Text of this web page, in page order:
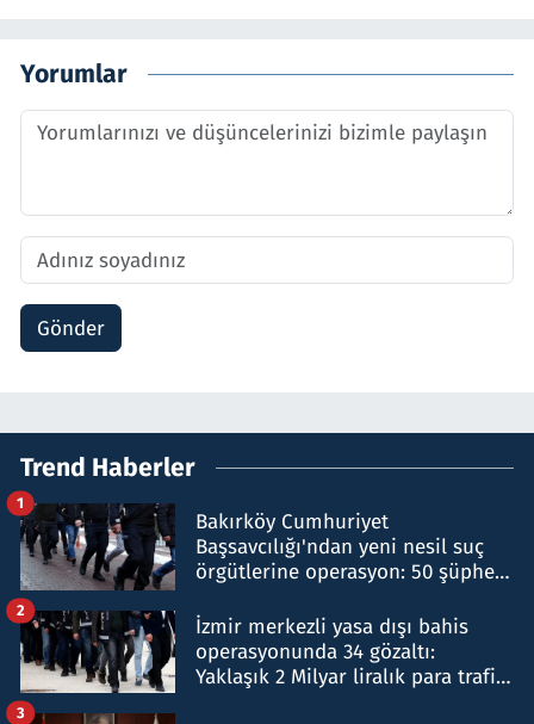
Yorumlar
Gönder
Trend Haberler
Bakırköy Cumhuriyet
Başsavcılığı'ndan yeni nesil suç
örgütlerine operasyon: 50 şüpheli
1
İzmir merkezli yasa dışı bahis
operasyonunda 34 gözaltı:
Yaklaşık 2 Milyar liralık para trafiği
2
3